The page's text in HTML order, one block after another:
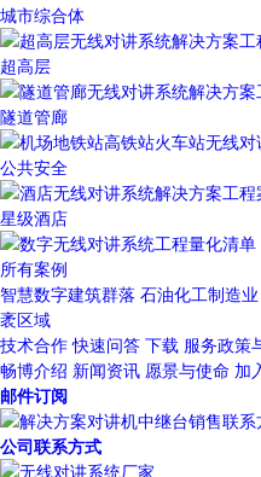
城市综合体
超高层
隧道管廊
公共安全
星级酒店
所有案例
智慧数字建筑群落 石油化工制造业
袤区域
技术合作 快速问答 下载 服务政策
畅博介绍 新闻资讯 愿景与使命 加
邮件订阅
公司联系方式